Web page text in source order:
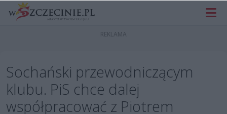
Sochański przewodniczącym
klubu. PiS chce dalej
współpracować z Piotrem